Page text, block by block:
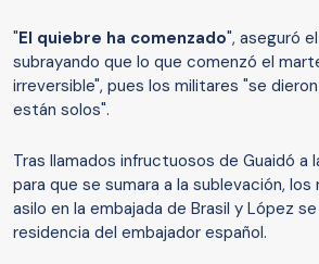
"El quiebre ha comenzado", aseguró
subrayando que lo que comenzó el
irreversible", pues los militares "se
están solos".
Tras llamados infructuosos de Guaidó a
para que se sumara a la sublevación,
asilo en la embajada de Brasil y López
residencia del embajador español.